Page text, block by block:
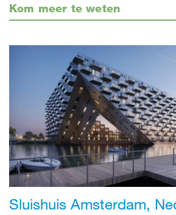
Kom meer te weten
Sluishuis Amsterdam,